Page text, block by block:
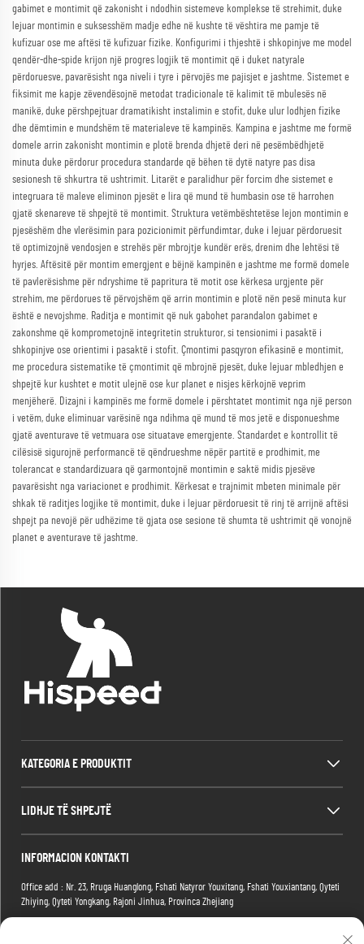
gabimet e montimit që zakonisht i ndodhin sistemeve komplekse të strehimit, duke
lejuar montimin e suksesshëm madje edhe në kushte të vështira me pamje të
kufizuar ose me aftësi të kufizuar fizike. Konfigurimi i thjeshtë i shkopinjve me model
qendër-dhe-spide krijon një progres logjik të montimit që i duket natyrale
përdoruesve, pavarësisht nga niveli i tyre i përvojës me pajisjet e jashtme. Sistemet e
fiksimit me kapje zëvendësojnë metodat tradicionale të kalimit të mbulesës në
manikë, duke përshpejtuar dramatikisht instalimin e stofit, duke ulur lodhjen fizike
dhe dëmtimin e mundshëm të materialeve të kampinës. Kampina e jashtme me formë
domele arrin zakonisht montimin e plotë brenda dhjetë deri në pesëmbëdhjetë
minuta duke përdorur procedura standarde që bëhen të dytë natyre pas disa
sesionesh të shkurtra të ushtrimit. Litarët e paralidhur për forcim dhe sistemet e
integruara të maleve eliminon pjesët e lira që mund të humbasin ose të harrohen
gjatë skenareve të shpejtë të montimit. Struktura vetëmbështetëse lejon montimin e
pjesëshëm dhe vlerësimin para pozicionimit përfundimtar, duke i lejuar përdoruesit
të optimizojnë vendosjen e strehës për mbrojtje kundër erës, drenim dhe lehtësi të
hyrjes. Aftësitë për montim emergjent e bëjnë kampinën e jashtme me formë domele
të pavlerësishme për ndryshime të papritura të motit ose kërkesa urgjente për
strehim, me përdorues të përvojshëm që arrin montimin e plotë nën pesë minuta kur
është e nevojshme. Raditja e montimit që nuk gabohet parandalon gabimet e
zakonshme që komprometojnë integritetin strukturor, si tensionimi i pasaktë i
shkopinjve ose orientimi i pasaktë i stofit. Çmontimi pasqyron efikasinë e montimit,
me procedura sistematike të çmontimit që mbrojnë pjesët, duke lejuar mbledhjen e
shpejtë kur kushtet e motit ulejnë ose kur planet e nisjes kërkojnë veprim
menjëherë. Dizajni i kampinës me formë domele i përshtatet montimit nga një person
i vetëm, duke eliminuar varësinë nga ndihma që mund të mos jetë e disponueshme
gjatë aventurave të vetmuara ose situatave emergjente. Standardet e kontrollit të
cilësisë sigurojnë performancë të qëndrueshme nëpër partitë e prodhimit, me
tolerancat e standardizuara që garmontojnë montimin e saktë midis pjesëve
pavarësisht nga variacionet e prodhimit. Kërkesat e trajnimit mbeten minimale për
shkak të raditjes logjike të montimit, duke i lejuar përdoruesit të rinj të arrijnë aftësi
shpejt pa nevojë për udhëzime të gjata ose sesione të shumta të ushtrimit që vonojnë
planet e aventurave të jashtme.
KATEGORIA E PRODUKTIT
LIDHJE TË SHPEJTË
INFORMACION KONTAKTI
Office add : Nr. 23, Rruga Huanglong, Fshati Natyror Youxitang, Fshati Youxiantang, Qyteti
Zhiying, Qyteti Yongkang, Rajoni Jinhua, Provinca Zhejiang